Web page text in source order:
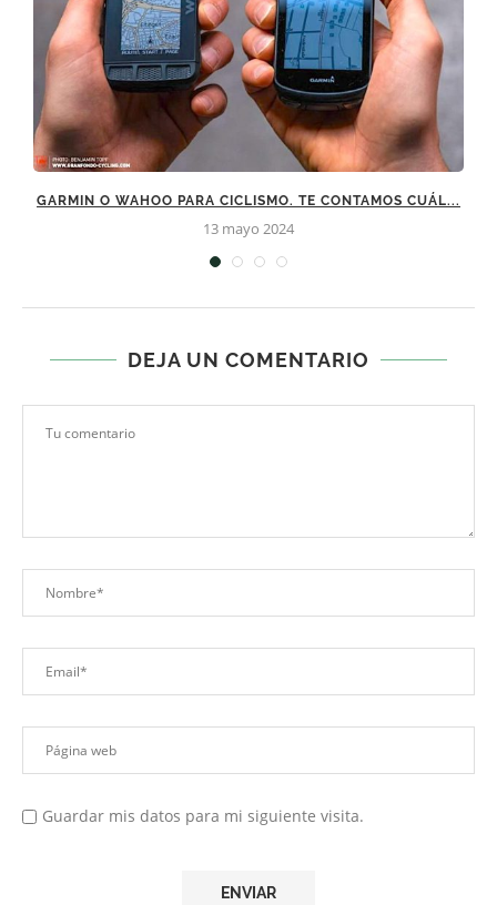
GARMIN O WAHOO PARA CICLISMO. TE CONTAMOS CUÁL...
13 mayo 2024
DEJA UN COMENTARIO
Guardar mis datos para mi siguiente visita.